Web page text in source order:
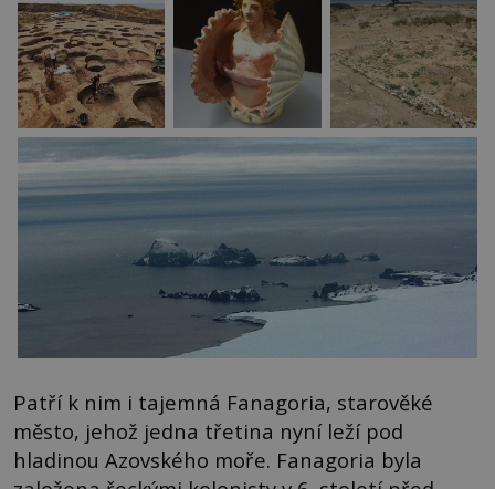
Patří k nim i tajemná Fanagoria, starověké
město, jehož jedna třetina nyní leží pod
hladinou Azovského moře. Fanagoria byla